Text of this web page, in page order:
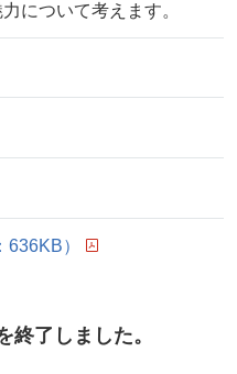
について考えます。
）
了しました。